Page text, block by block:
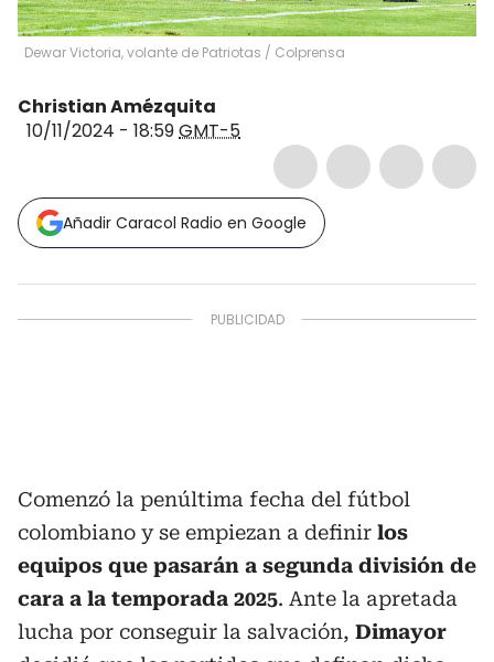
Dewar Victoria, volante de Patriotas / Colprensa
Christian Amézquita
10/11/2024 - 18:59GMT-5
Añadir Caracol Radio en Google
Comenzó la penúltima fecha del fútbol
colombiano y se empiezan a definir los
equipos que pasarán a segunda división de
cara a la temporada 2025. Ante la apretada
lucha por conseguir la salvación, Dimayor